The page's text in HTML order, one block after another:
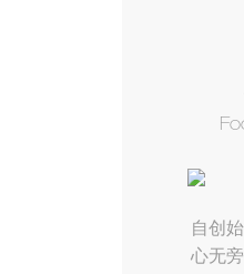
自创
心无